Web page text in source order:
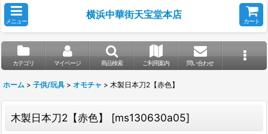
メニュー
横浜中華街天宝堂本店
カート
カテゴリ マイページ 商品検索 ご利用案内 問い合わせ
ホーム > 子供/玩具 > オモチャ > 木製日本刀2【赤色】
木製日本刀2【赤色】 [ms130630a05]